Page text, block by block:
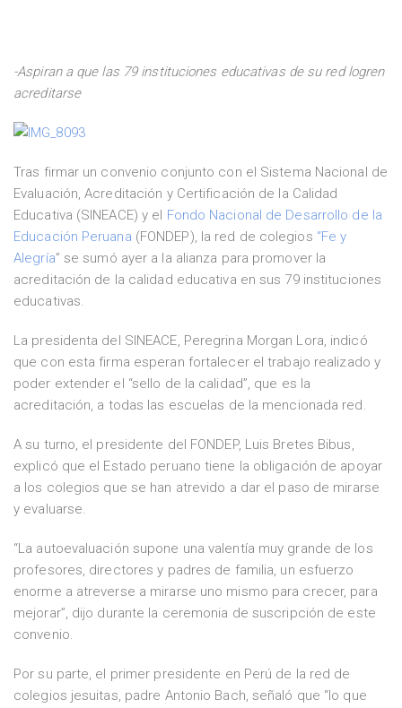
-Aspiran a que las 79 instituciones educativas de su red logren
acreditarse
Tras firmar un convenio conjunto con el Sistema Nacional de
Evaluación, Acreditación y Certificación de la Calidad
Educativa (SINEACE) y el Fondo Nacional de Desarrollo de la
Educación Peruana (FONDEP), la red de colegios “Fe y
Alegría” se sumó ayer a la alianza para promover la
acreditación de la calidad educativa en sus 79 instituciones
educativas.
La presidenta del SINEACE, Peregrina Morgan Lora, indicó
que con esta firma esperan fortalecer el trabajo realizado y
poder extender el “sello de la calidad”, que es la
acreditación, a todas las escuelas de la mencionada red.
A su turno, el presidente del FONDEP, Luis Bretes Bibus,
explicó que el Estado peruano tiene la obligación de apoyar
a los colegios que se han atrevido a dar el paso de mirarse
y evaluarse.
“La autoevaluación supone una valentía muy grande de los
profesores, directores y padres de familia, un esfuerzo
enorme a atreverse a mirarse uno mismo para crecer, para
mejorar”, dijo durante la ceremonia de suscripción de este
convenio.
Por su parte, el primer presidente en Perú de la red de
colegios jesuitas, padre Antonio Bach, señaló que “lo que